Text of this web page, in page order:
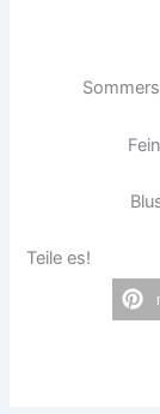
Teile es!